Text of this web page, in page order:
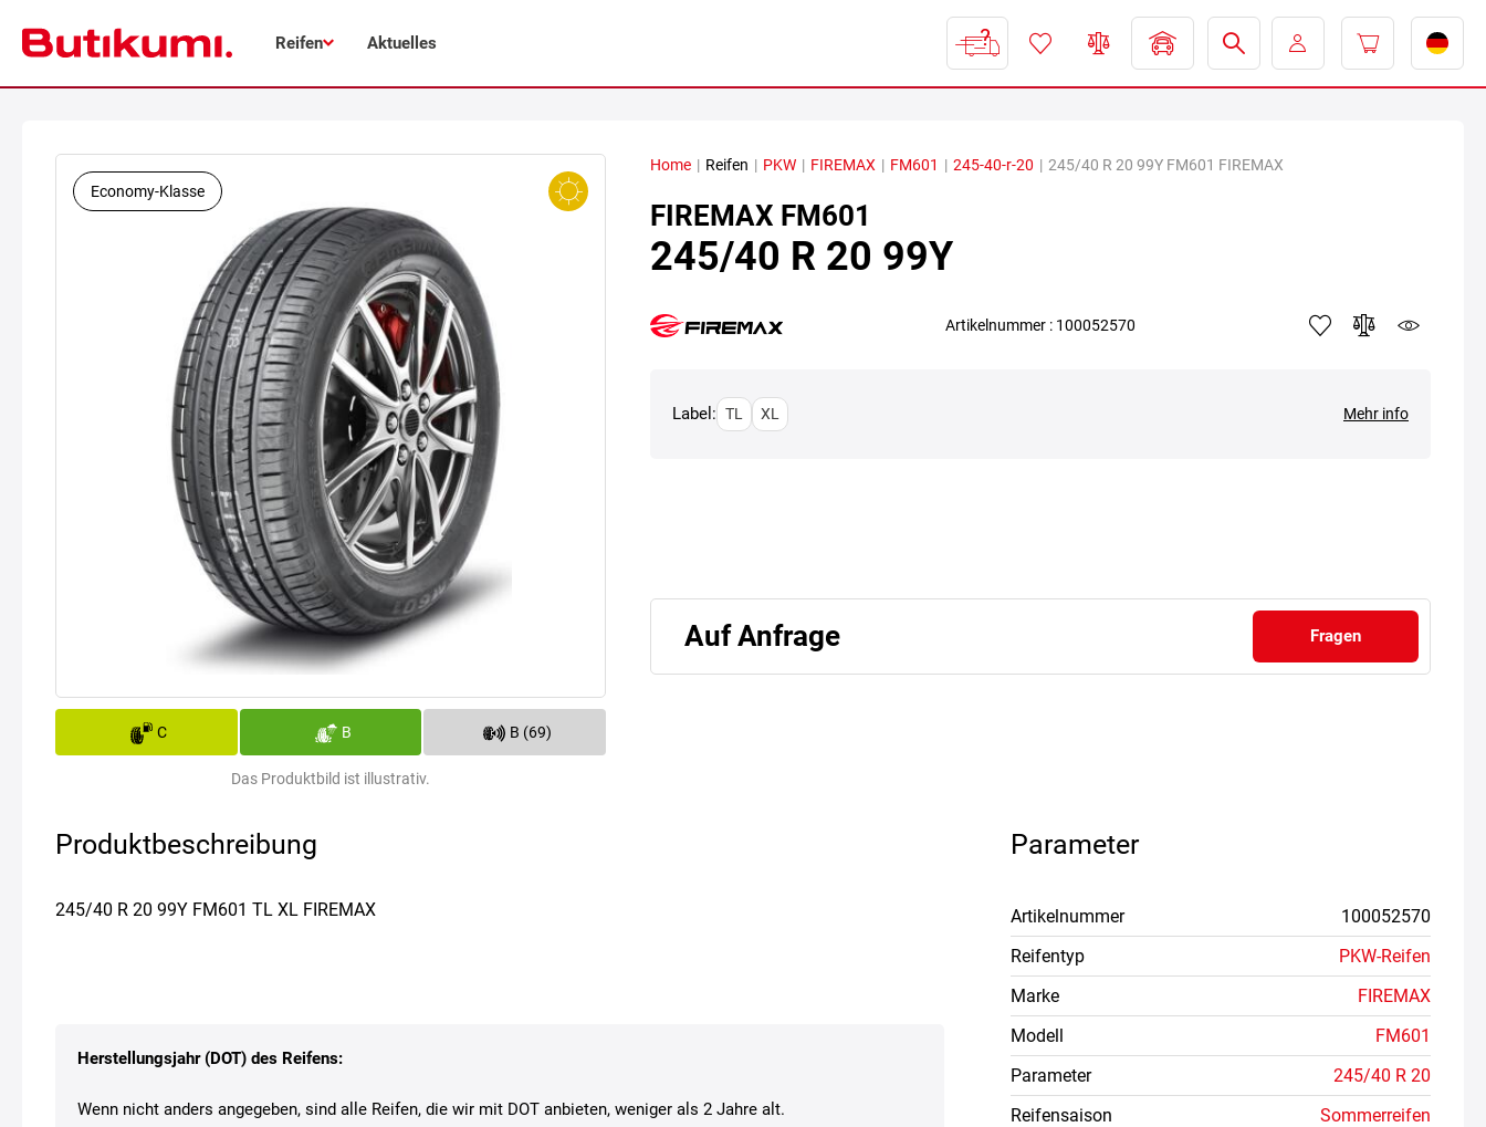
Reifen Aktuelles
Economy-Klasse
C B B (69)
Das Produktbild ist illustrativ.
Home | Reifen | PKW | FIREMAX | FM601 | 245-40-r-20 | 245/40 R 20 99Y FM601 FIREMAX
FIREMAX FM601
245/40 R 20 99Y
Artikelnummer : 100052570
Label: TL XL Mehr info
Auf Anfrage Fragen
Produktbeschreibung
245/40 R 20 99Y FM601 TL XL FIREMAX
Herstellungsjahr (DOT) des Reifens:
Wenn nicht anders angegeben, sind alle Reifen, die wir mit DOT anbieten, weniger als 2 Jahre alt.
Parameter
Artikelnummer
100052570
Reifentyp
PKW-Reifen
Marke
FIREMAX
Modell
FM601
Parameter
245/40 R 20
Reifensaison
Sommerreifen